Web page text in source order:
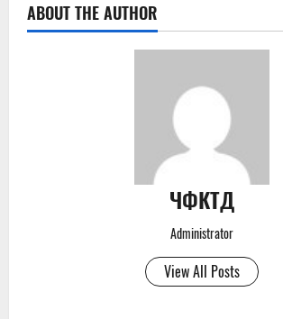
ABOUT THE AUTHOR
ЧФКТД
Administrator
View All Posts